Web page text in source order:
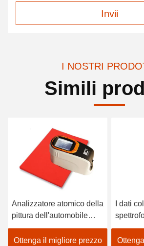
Invii
I NOSTRI
Simili
Analizzatore atomico della
pittura dell'automobile
dello spettrofotometro
tenuto in mano del
Ottenga il migliore prezzo
I dati
per